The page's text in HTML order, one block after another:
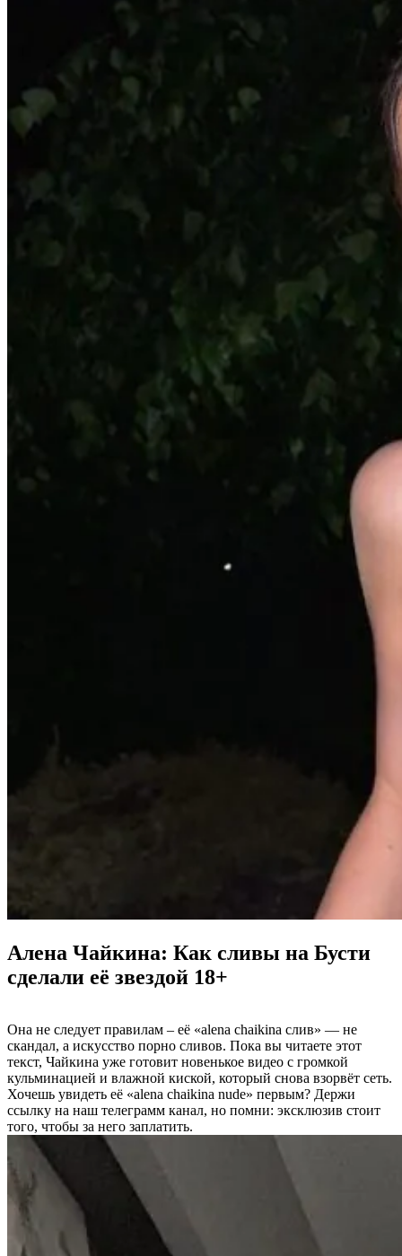
Алена Чайкина: Как сливы на Бусти
сделали её звездой 18+
Она не следует правилам – её «alena chaikina слив» — не
скандал, а искусство порно сливов. Пока вы читаете этот
текст, Чайкина уже готовит новенькое видео с громкой
кульминацией и влажной киской, который снова взорвёт сеть.
Хочешь увидеть её «alena chaikina nude» первым? Держи
ссылку на наш телеграмм канал, но помни: эксклюзив стоит
того, чтобы за него заплатить.